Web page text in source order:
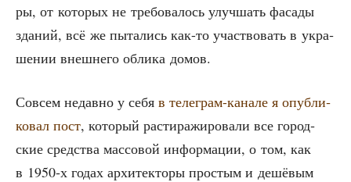
ры, от кото­рых не тре­бо­ва­лось улуч­шать фаса­ды
зда­ний, всё же пыта­лись как-то участ­во­вать в укра­
ше­нии внеш­не­го обли­ка домов.
Совсем недав­но у себя в теле­грам-кана­ле я опуб­ли­
ко­вал пост, кото­рый рас­ти­ра­жи­ро­ва­ли все город­
ские сред­ства мас­со­вой инфор­ма­ции, о том, как
в 1950‑х годах архи­тек­то­ры про­стым и дешё­вым